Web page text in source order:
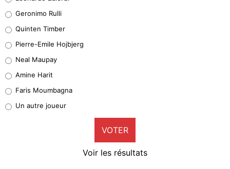
32%
5%
1%
9%
Geronimo Rulli
Quinten Timber
Pierre-Emile Hojbjerg
Neal Maupay
Amine Harit
Faris Moumbagna
Un autre joueur
VOTER
Voir les résultats